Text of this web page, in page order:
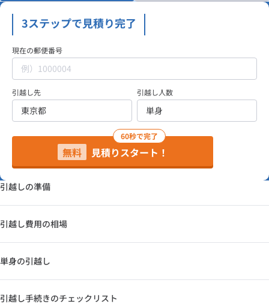
3ステップで見積り完了
現在の郵便番号
引越し先 引越し人数
60秒で完了
無料 見積りスタート！
引越しの準備
引越し費用の相場
単身の引越し
引越し手続きのチェックリスト